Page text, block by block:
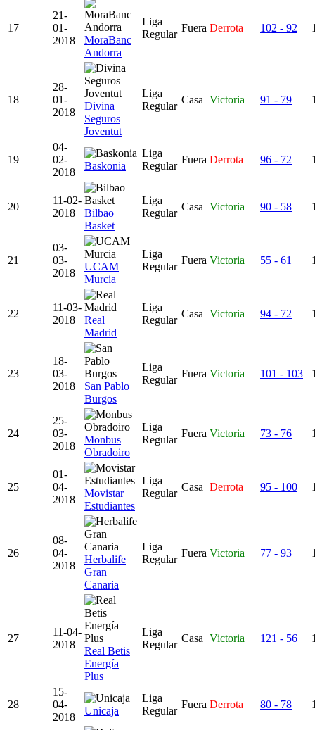
17
21-
01-
2018
MoraBanc
Andorra
Liga
Regular
Fuera Derrota 102 - 92
18
28-
01-
2018
Divina
Seguros
Joventut
Liga
Regular
Casa Victoria 91 - 79
19
04-
02-
2018
Baskonia
Liga
Regular
Fuera Derrota 96 - 72
20
11-02-
2018
Bilbao
Basket
Liga
Regular
Casa Victoria 90 - 58
21
03-
03-
2018
UCAM
Murcia
Liga
Regular
Fuera Victoria 55 - 61
22
11-03-
2018
Real
Madrid
Liga
Regular
Casa Victoria 94 - 72
23
18-
03-
2018
San Pablo
Burgos
Liga
Regular
Fuera Victoria 101 - 103
24
25-
03-
2018
Monbus
Obradoiro
Liga
Regular
Fuera Victoria 73 - 76
25
01-
04-
2018
Movistar
Estudiantes
Liga
Regular
Casa Derrota 95 - 100
26
08-
04-
2018
Herbalife
Gran
Canaria
Liga
Regular
Fuera Victoria 77 - 93
27
11-04-
2018
Real Betis
Energía
Plus
Liga
Regular
Casa Victoria 121 - 56
28
15-
04-
2018
Unicaja
Liga
Regular
Fuera Derrota 80 - 78